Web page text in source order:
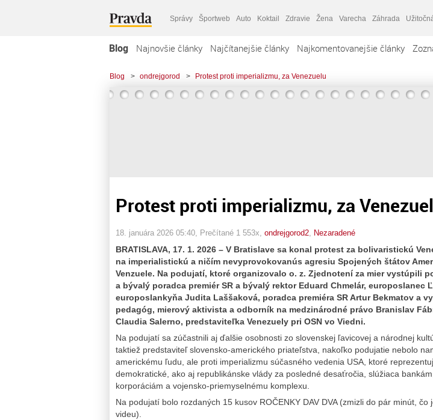
Správy Športweb Auto Koktail Zdravie Žena Varecha Záhrada
Blog Najnovšie články Najčítanejšie články Najkomentovanejšie články
Blog > ondrejgorod > Protest proti imperializmu, za Venezuelu
Protest proti imperializmu, za
18. januára 2026 05:40 , Prečítané 1 553x, ondrejgorod2 Nezaradené
BRATISLAVA, 17. 1. 2026 – V Bratislave sa konal protest za bolivaristickú
na imperialistickú a ničím nevyprovokovanús agresiu Spojených štátov
Venzuele. Na podujatí, ktoré organizovalo o. z. Zjednotení za mier vystúpili
a bývalý poradca premiér SR a bývalý rektor Eduard Chmelár, europoslanec
europoslankyňa Judita Laššaková, poradca premiéra SR Artur Bekmatov a
pedagóg, mierový aktivista a odborník na medzinárodné právo Branislav
Claudia Salerno, predstaviteľka Venezuely pri OSN vo Viedni.
Na podujatí sa zúčastnili aj ďalšie osobnosti zo slovenskej ľavicovej a národnej
taktiež predstaviteľ slovensko-amerického priateľstva, nakoľko podujatie nebolo
americkému ľudu, ale proti imperializmu súčasného vedenia USA, ktoré
demokratické, ako aj republikánske vlády za posledné desaťročia, slúžiaca
korporáciám a vojensko-priemyselnému komplexu.
Na podujatí bolo rozdaných 15 kusov ROČENKY DAV DVA (zmizli do pár minút, čo
videu).